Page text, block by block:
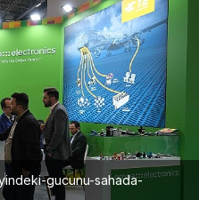
gucunu-sahada-